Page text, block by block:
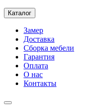
Каталог
Замер
Доставка
Сборка мебели
Гарантия
Оплата
О нас
Контакты